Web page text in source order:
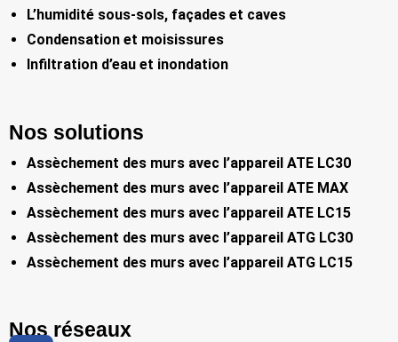
L’humidité sous-sols, façades et caves
Condensation et moisissures
Infiltration d’eau et inondation
Nos solutions
Assèchement des murs avec l’appareil ATE LC30
Assèchement des murs avec l’appareil ATE MAX
Assèchement des murs avec l’appareil ATE LC15
Assèchement des murs avec l’appareil ATG LC30
Assèchement des murs avec l’appareil ATG LC15
Nos réseaux